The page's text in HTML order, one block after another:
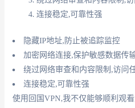
连接稳定,可靠性强
隐藏IP地址,防止被追踪监控
加密网络连接,保护敏感数据传
绕过网络审查和内容限制,访问
连接稳定,可靠性强
使用回国VPN,我不仅能够顺利观